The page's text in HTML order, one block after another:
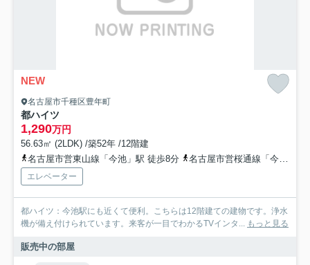
NEW
名古屋市千種区豊年町
都ハイツ
1,290万円
56.63㎡ (2LDK) /築52年 /12階建
名古屋市営東山線「今池」駅 徒歩8分
名古屋市営桜通線「今池」駅 徒歩8分
エレベーター
都ハイツ：今池駅にも近くて便利。こちらは12階建ての建物です。浄水
機が備え付けられています。来客が一目でわかるTVインタ...
もっと見る
販売中の部屋